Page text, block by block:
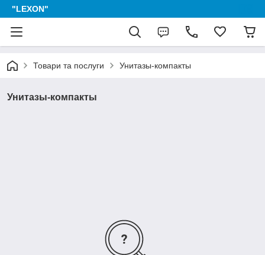
"LEXON"
Товари та послуги Унитазы-компакты
Унитазы-компакты